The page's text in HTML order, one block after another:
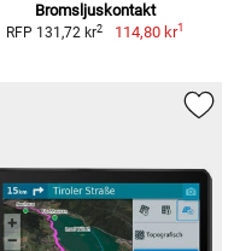
Bromsljuskontakt
RFP 131,72 kr2 114,80 kr1